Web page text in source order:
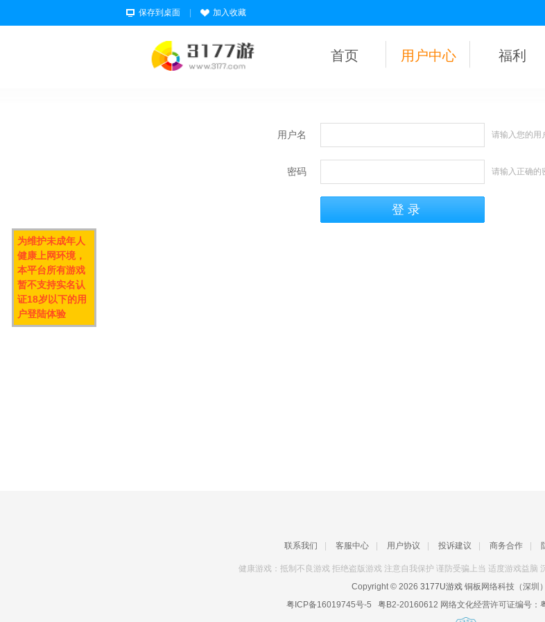
保存到桌面 加入收藏
首页 用户中心 福利
用户名 请输入您的用
密码 请输入正确的
联系我们 客服中心 用户协议 投诉建议 商务合作
健康游戏：抵制不良游戏 拒绝盗版游戏 注意自我保护 谨防受骗上当 适度游戏益脑
Copyright © 2026 3177U游戏铜板网络科技（深圳
粤ICP备16019745号-5 粤B2-20160612 网络文化经营许可证编号：
为维护未成年人
健康上网环境，
本平台所有游戏
暂不支持实名认
证18岁以下的用
户登陆体验